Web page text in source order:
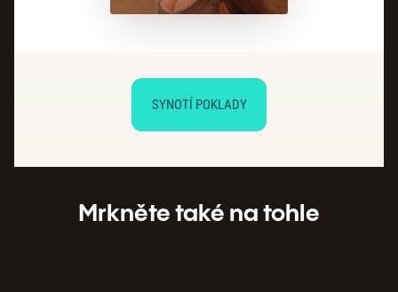
SYNOTÍ POKLADY
Mrkněte také na tohle